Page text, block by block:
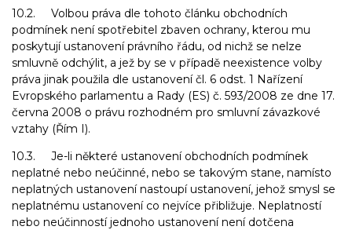
10.2. Volbou práva dle tohoto článku obchodních
podmínek není spotřebitel zbaven ochrany, kterou mu
poskytují ustanovení právního řádu, od nichž se nelze
smluvně odchýlit, a jež by se v případě neexistence volby
práva jinak použila dle ustanovení čl. 6 odst. 1 Nařízení
Evropského parlamentu a Rady (ES) č. 593/2008 ze dne 17.
června 2008 o právu rozhodném pro smluvní závazkové
vztahy (Řím I).
10.3. Je-li některé ustanovení obchodních podmínek
neplatné nebo neúčinné, nebo se takovým stane, namísto
neplatných ustanovení nastoupí ustanovení, jehož smysl se
neplatnému ustanovení co nejvíce přibližuje. Neplatností
nebo neúčinností jednoho ustanovení není dotčena